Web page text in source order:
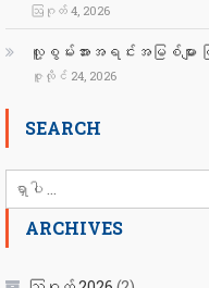
ဩဂုတ် 4, 2026
လူ့စွမ်းအားအရင်းအမြစ်များ
ဇူလိုင် 24, 2026
SEARCH
ARCHIVES